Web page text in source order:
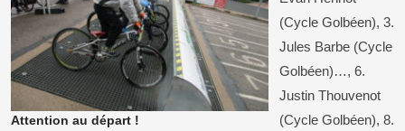
Attention au départ !
(Cycle Golbéen), 3.
Jules Barbe (Cycle
Golbéen)…, 6.
Justin Thouvenot
(Cycle Golbéen), 8.